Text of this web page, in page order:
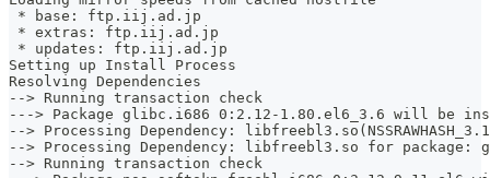
* base: ftp.iij.ad.jp
* extras: ftp.iij.ad.jp
* updates: ftp.iij.ad.jp
Setting up Install Process
Resolving Dependencies
--> Running transaction check
---> Package glibc.i686 0:2.12-1.80.el6_3.6 will be
--> Processing Dependency:
--> Processing Dependency: libfreebl3.so for package:
--> Running transaction check